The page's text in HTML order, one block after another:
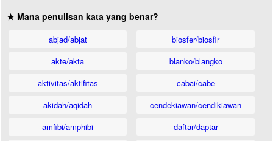
★ Mana penulisan kata yang benar?
abjad/abjat
akte/akta
aktivitas/aktifitas
akidah/aqidah
amfibi/amphibi
biosfer/biosfir
blanko/blangko
cabai/cabe
cendekiawan/cendikiawan
daftar/daptar